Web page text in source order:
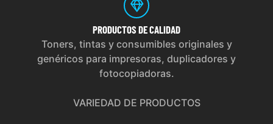
PRODUCTOS DE CALIDAD
Toners, tintas y consumibles originales y
genéricos para impresoras, duplicadores y
fotocopiadoras.
VARIEDAD DE PRODUCTOS